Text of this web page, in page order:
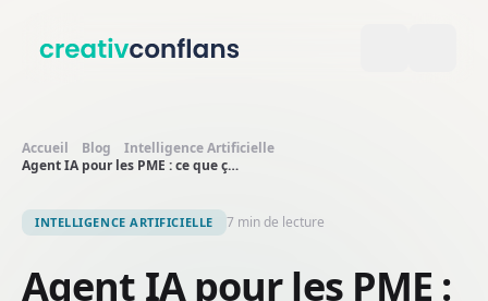
Accueil Blog
Intelligence Artificielle
Agent IA pour les PME : ce que ça fait vraiment — Guide complet 2026
INTELLIGENCE ARTIFICIELLE 7 min de lecture
Agent IA pour les PME :